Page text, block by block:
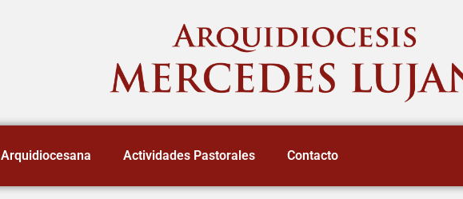
Actividades Pastorales Contacto